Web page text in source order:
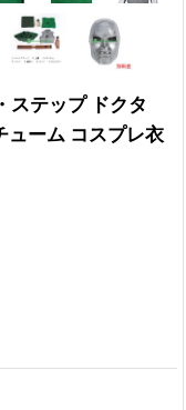
ステップ ドクタ
ーム コスプレ衣